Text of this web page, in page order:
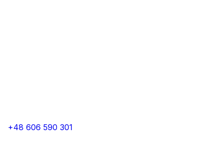
+48 606 590 301